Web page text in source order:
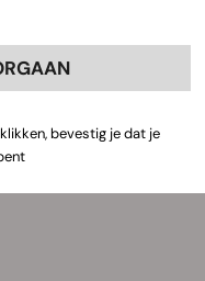
bevestig je dat je